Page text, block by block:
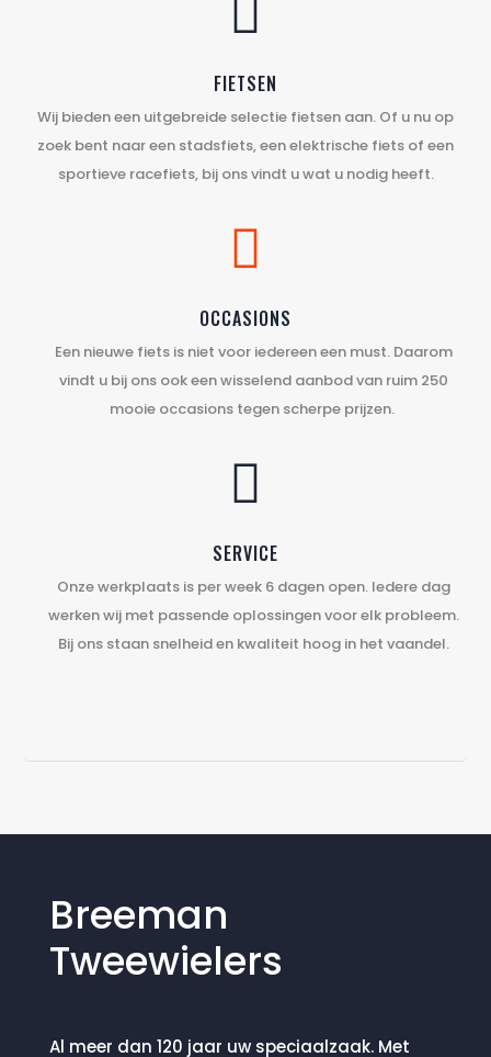

FIETSEN
Wij bieden een uitgebreide selectie fietsen aan. Of u nu op
zoek bent naar een stadsfiets, een elektrische fiets of een
sportieve racefiets, bij ons vindt u wat u nodig heeft.

OCCASIONS
Een nieuwe fiets is niet voor iedereen een must. Daarom
vindt u bij ons ook een wisselend aanbod van ruim 250
mooie occasions tegen scherpe prijzen.

SERVICE
Onze werkplaats is per week 6 dagen open. Iedere dag
werken wij met passende oplossingen voor elk probleem.
Bij ons staan snelheid en kwaliteit hoog in het vaandel.
Breeman
Tweewielers
Al meer dan 120 jaar uw speciaalzaak. Met